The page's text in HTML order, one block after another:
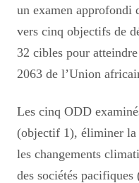
un examen approfondi
vers cinq objectifs de
32 cibles pour
2063 de l’Union
Les cinq ODD
(objectif 1), éliminer
les changements
des sociétés